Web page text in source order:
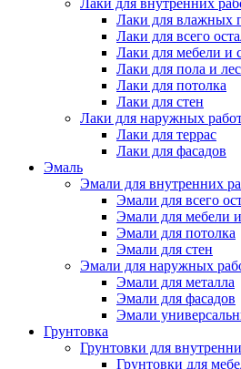
Лаки для внутренних
Лаки для влажных
Лаки для всего
Лаки для мебели и
Лаки для пола и
Лаки для потолка
Лаки для стен
Лаки для наружных
Лаки для террас
Лаки для фасадов
Эмаль
Эмали для внутренних
Эмали для всего
Эмали для мебели
Эмали для потолка
Эмали для стен
Эмали для наружных
Эмали для металла
Эмали для фасадов
Эмали
Грунтовка
Грунтовки для
Грунтовки для